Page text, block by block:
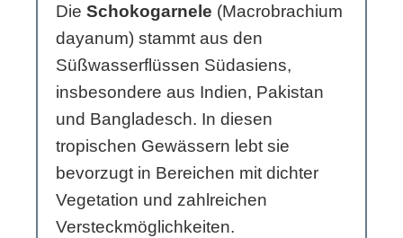
Die Schokogarnele (Macrobrachium
dayanum) stammt aus den
Süßwasserflüssen Südasiens,
insbesondere aus Indien, Pakistan
und Bangladesch. In diesen
tropischen Gewässern lebt sie
bevorzugt in Bereichen mit dichter
Vegetation und zahlreichen
Versteckmöglichkeiten.